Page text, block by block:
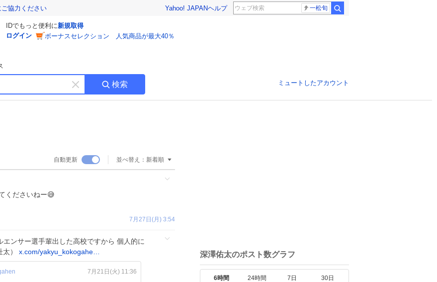
ご協力ください Yahoo! JAPANヘルプ 一松旬
IDでもっと便利に新規取得
ログイン
ボーナスセレクション 人気商品が最大40％
キ
ー
す
検索 ミュートしたアカウント
自動更新 並べ替え： 新着順
くださいねー😅
7月27日(月) 3:54
ンサー選手輩出した高校ですから 個人的に
太） x.com/yakyu_kokogahe…
7月21日(火) 11:36
深澤佑太のポスト数グラフ
6時間 24時間 7日 30日